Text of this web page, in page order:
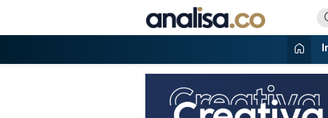
konten